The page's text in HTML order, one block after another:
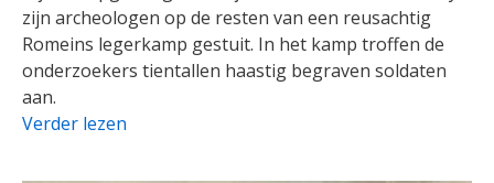
zijn archeologen op de resten van een reusachtig
Romeins legerkamp gestuit. In het kamp troffen de
onderzoekers tientallen haastig begraven soldaten
aan.
Verder lezen